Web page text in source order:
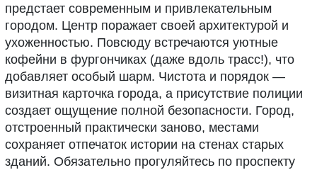
предстает современным и привлекательным
городом. Центр поражает своей архитектурой и
ухоженностью. Повсюду встречаются уютные
кофейни в фургончиках (даже вдоль трасс!), что
добавляет особый шарм. Чистота и порядок —
визитная карточка города, а присутствие полиции
создает ощущение полной безопасности. Город,
отстроенный практически заново, местами
сохраняет отпечаток истории на стенах старых
зданий. Обязательно прогуляйтесь по проспекту